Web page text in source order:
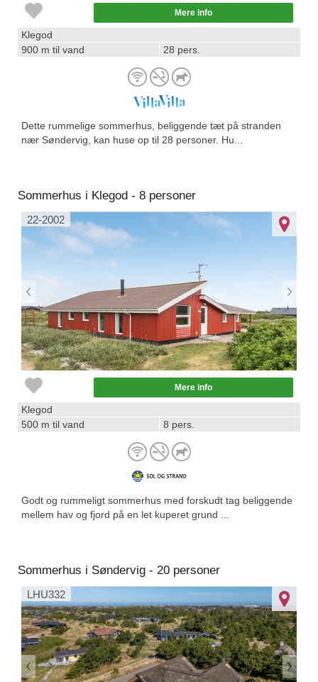
Mere info
Klegod
900 m til vand
28 pers.
Dette rummelige sommerhus, beliggende tæt på stranden
nær Søndervig, kan huse op til 28 personer. Hu...
Sommerhus i Klegod - 8 personer
22-2002
Mere info
Klegod
500 m til vand
8 pers.
Godt og rummeligt sommerhus med forskudt tag beliggende
mellem hav og fjord på en let kuperet grund ...
Sommerhus i Søndervig - 20 personer
LHU332